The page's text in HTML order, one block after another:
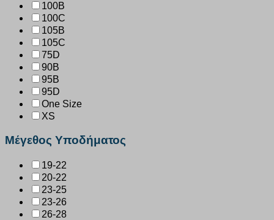
100B
100C
105B
105C
75D
90B
95B
95D
One Size
XS
Μέγεθος Υποδήματος
19-22
20-22
23-25
23-26
26-28